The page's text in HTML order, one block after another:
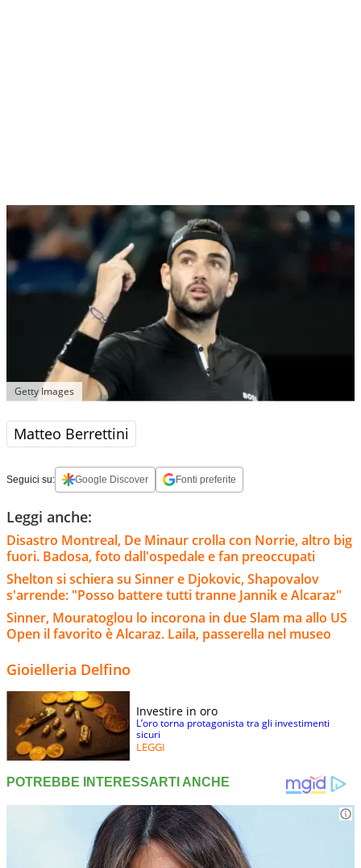
Getty Images
Matteo Berrettini
Seguici su: Google Discover Fonti preferite
Leggi anche:
Disastro Montreal, De Minaur crolla con Norrie, altro big
fuori. Badosa, foto dall'ospedale e fan preoccupati
Shelton si schiera su Sinner e Djokovic, Shapovalov
s'arrende: "Posso battere tutti tranne Jannik e Alcaraz"
Sinner, Mouratoglou lo incorona in due Slam ma allo US
Open il favorito è Alcaraz. Laila, passerella nel museo
Gioielleria Delfino
Investire in oro
L’oro torna protagonista tra gli investimenti
sicuri
LEGGI